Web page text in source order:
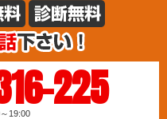
225
19:00